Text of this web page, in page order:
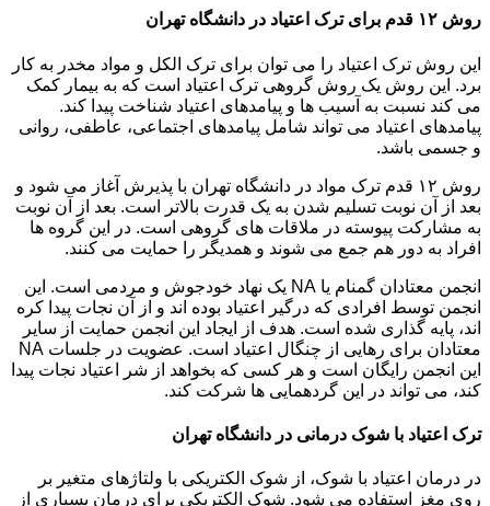
روش ۱۲ قدم برای ترک اعتیاد در دانشگاه تهران
این روش ترک اعتیاد را می توان برای ترک الکل و مواد مخدر به کار
برد. این روش یک روش گروهی ترک اعتیاد است که به بیمار کمک
می کند نسبت به آسیب ها و پیامدهای اعتیاد شناخت پیدا کند.
پیامدهای اعتیاد می تواند شامل پیامدهای اجتماعی، عاطفی، روانی
و جسمی باشد.
روش ۱۲ قدم ترک مواد در دانشگاه تهران با پذیرش آغاز می شود و
بعد از آن نوبت تسلیم شدن به یک قدرت بالاتر است. بعد از آن نوبت
به مشارکت پیوسته در ملاقات های گروهی است. در این گروه ها
افراد به دور هم جمع می شوند و همدیگر را حمایت می کنند.
انجمن معتادان گمنام یا NA یک نهاد خودجوش و مردمی است. این
انجمن توسط افرادی که درگیر اعتیاد بوده اند و از آن نجات پیدا کره
اند، پایه گذاری شده است. هدف از ایجاد این انجمن حمایت از سایر
معتادان برای رهایی از چنگال اعتیاد است. عضویت در جلسات NA
این انجمن رایگان است و هر کسی که بخواهد از شر اعتیاد نجات پیدا
کند، می تواند در این گردهمایی ها شرکت کند.
ترک اعتیاد با شوک درمانی در دانشگاه تهران
در درمان اعتیاد با شوک، از شوک الکتریکی با ولتاژهای متغیر بر
روی مغز استفاده می شود. شوک الکتریکی برای درمان بسیاری از